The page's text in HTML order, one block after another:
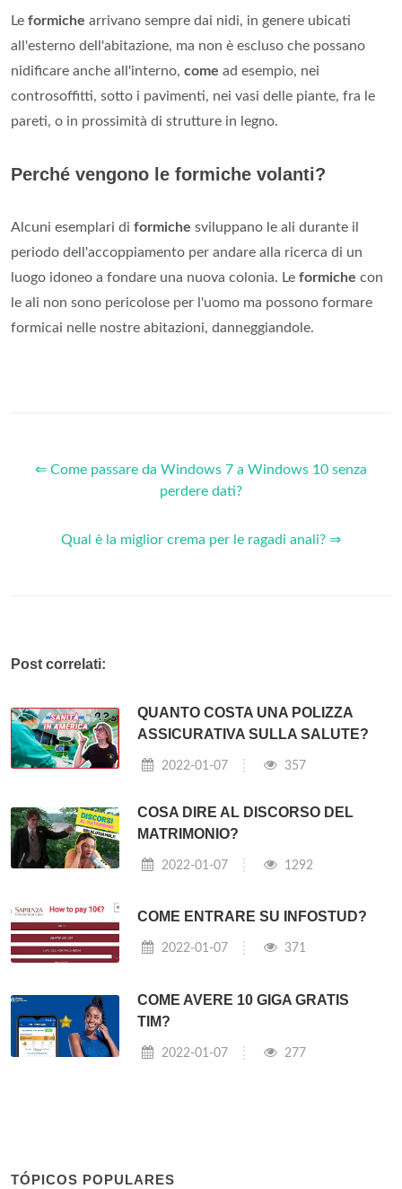
Le formiche arrivano sempre dai nidi, in genere ubicati
all'esterno dell'abitazione, ma non è escluso che possano
nidificare anche all'interno, come ad esempio, nei
controsoffitti, sotto i pavimenti, nei vasi delle piante, fra le
pareti, o in prossimità di strutture in legno.
Perché vengono le formiche volanti?
Alcuni esemplari di formiche sviluppano le ali durante il
periodo dell'accoppiamento per andare alla ricerca di un
luogo idoneo a fondare una nuova colonia. Le formiche con
le ali non sono pericolose per l'uomo ma possono formare
formicai nelle nostre abitazioni, danneggiandole.
⇐ Come passare da Windows 7 a Windows 10 senza
perdere dati?
Qual è la miglior crema per le ragadi anali? ⇒
Post correlati:
QUANTO COSTA UNA POLIZZA
ASSICURATIVA SULLA SALUTE?
2022-01-07 357
COSA DIRE AL DISCORSO DEL
MATRIMONIO?
2022-01-07 1292
COME ENTRARE SU INFOSTUD?
2022-01-07 371
COME AVERE 10 GIGA GRATIS
TIM?
2022-01-07 277
TÓPICOS POPULARES